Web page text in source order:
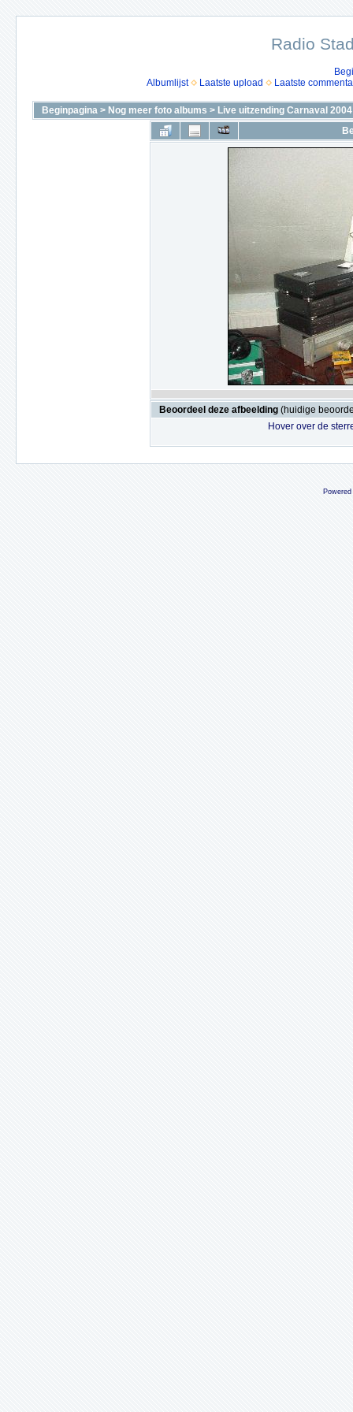
Radio
Albumlijst
Laatste upload Laatste
Beginpagina > Nog meer foto albums > Live uitzending Carnaval 2004
Beoordeel deze afbeelding (huidige
Hover over de